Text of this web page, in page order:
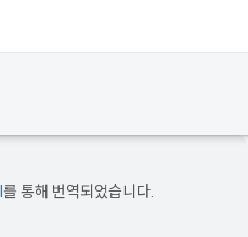
를 통해 번역되었습니다.